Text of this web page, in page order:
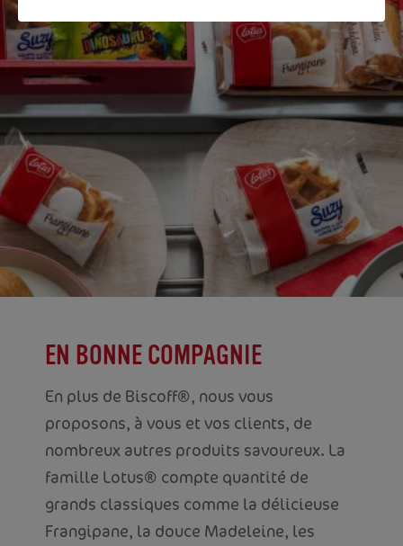
EN BONNE COMPAGNIE
En plus de Biscoff®, nous vous
proposons, à vous et vos clients, de
nombreux autres produits savoureux. La
famille Lotus® compte quantité de
grands classiques comme la délicieuse
Frangipane, la douce Madeleine, les